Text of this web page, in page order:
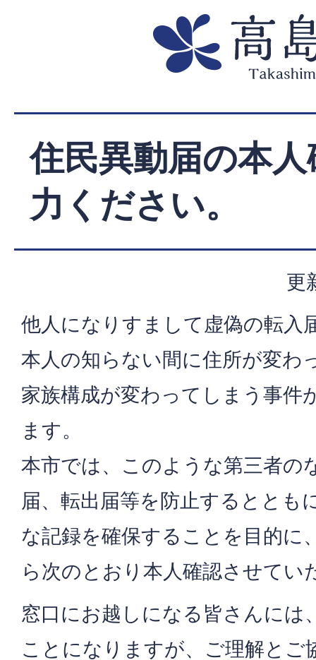
住民異動届の本
力ください。
更
他人になりすまして虚偽の転入
本人の知らない間に住所が変わ
家族構成が変わってしまう事件
ます。
本市では、このような第三者の
届、転出届等を防止するととも
な記録を確保することを目的に
ら次のとおり本人確認させてい
窓口にお越しになる皆さんには
ことになりますが、ご理解とご